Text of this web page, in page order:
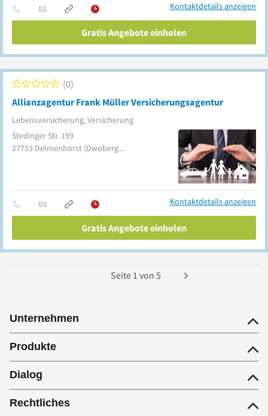
Kontaktdetails anzeigen
Gratis Angebote einholen
Allianzagentur Frank Müller Versicherungsagentur
Lebensversicherung, Versicherung
0
Stedinger Str. 199
27753 Delmenhorst (Dwoberg/Ströhen)
Kontaktdetails anzeigen
Gratis Angebote einholen
Seite 1 von 5
Unternehmen
Produkte
Dialog
Rechtliches